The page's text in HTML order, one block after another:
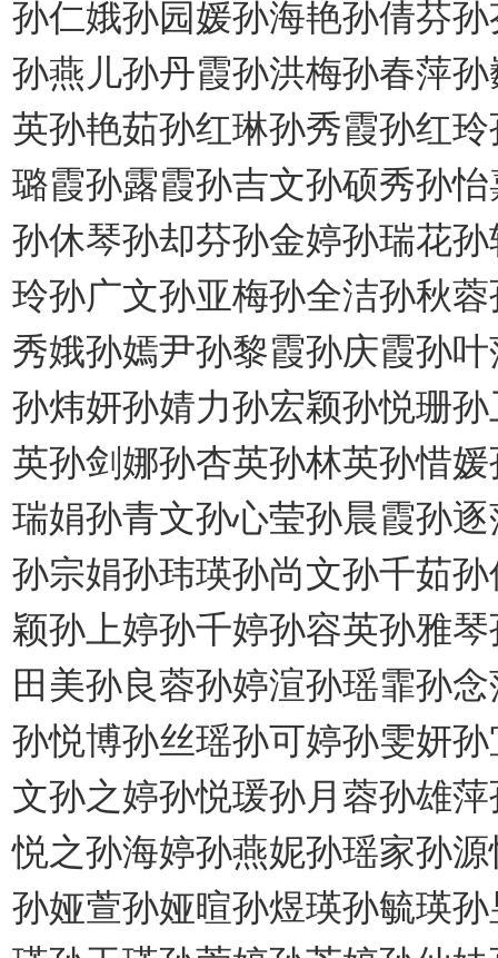
孙仁娥孙园媛孙海艳孙倩芬
孙燕儿孙丹霞孙洪梅孙春萍
英孙艳茹孙红琳孙秀霞孙红
璐霞孙露霞孙吉文孙硕秀孙
孙休琴孙却芬孙金婷孙瑞花
玲孙广文孙亚梅孙全洁孙秋
秀娥孙嫣尹孙黎霞孙庆霞孙
孙炜妍孙婧力孙宏颖孙悦珊
英孙剑娜孙杏英孙林英孙惜
瑞娟孙青文孙心莹孙晨霞孙
孙宗娟孙玮瑛孙尚文孙千茹
颖孙上婷孙千婷孙容英孙雅
田美孙良蓉孙婷渲孙瑶霏孙
孙悦博孙丝瑶孙可婷孙雯妍
文孙之婷孙悦瑗孙月蓉孙雄
悦之孙海婷孙燕妮孙瑶家孙
孙娅萱孙娅暄孙煜瑛孙毓瑛